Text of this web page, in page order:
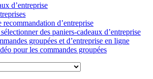
d’entreprise
recommandation d’entreprise
des paniers-cadeaux d’entreprise
groupées et d’entreprise en ligne
pour les commandes groupées